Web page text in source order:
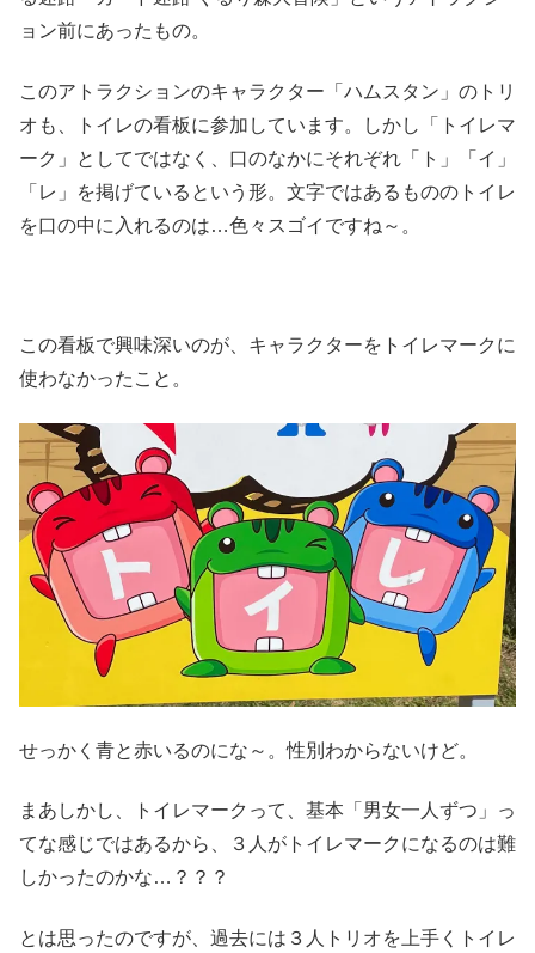
ョン前にあったもの。
このアトラクションのキャラクター「ハムスタン」のトリ
オも、トイレの看板に参加しています。しかし「トイレマ
ーク」としてではなく、口のなかにそれぞれ「ト」「イ」
「レ」を掲げているという形。文字ではあるもののトイレ
を口の中に入れるのは…色々スゴイですね～。
この看板で興味深いのが、キャラクターをトイレマークに
使わなかったこと。
せっかく青と赤いるのにな～。性別わからないけど。
まあしかし、トイレマークって、基本「男女一人ずつ」っ
てな感じではあるから、３人がトイレマークになるのは難
しかったのかな…？？？
とは思ったのですが、過去には３人トリオを上手くトイレ